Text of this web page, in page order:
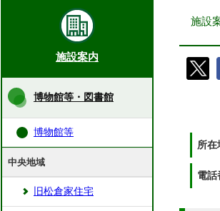
施設
所在
電話
施設案内
博物館等・図書館
博物館等
中央地域
旧松倉家住宅